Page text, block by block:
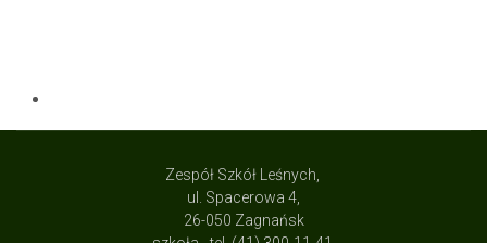
Zespół Szkół Leśnych,
ul. Spacerowa 4,
26-050 Zagnańsk